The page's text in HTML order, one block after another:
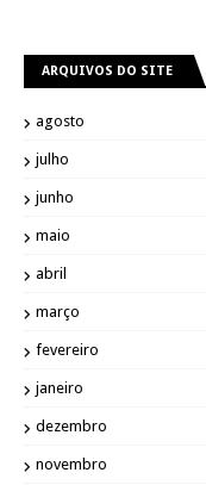
ARQUIVOS DO SITE
agosto
julho
junho
maio
abril
março
fevereiro
janeiro
dezembro
novembro